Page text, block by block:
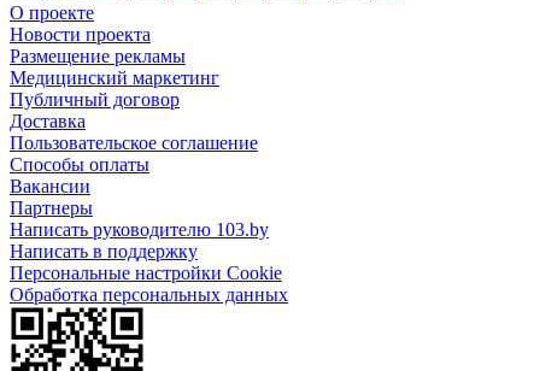
О проекте
Новости проекта
Размещение рекламы
Медицинский маркетинг
Публичный договор
Доставка
Пользовательское соглашение
Способы оплаты
Вакансии
Партнеры
Написать руководителю 103.by
Написать в поддержку
Персональные настройки Cookie
Обработка персональных данных